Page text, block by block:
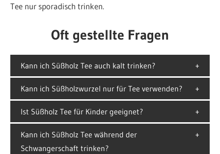
Tee nur sporadisch trinken.
Oft gestellte Fragen
Kann ich Süßholz Tee auch kalt trinken?
Kann ich Süßholzwurzel nur für Tee verwenden?
Ist Süßholz Tee für Kinder geeignet?
Kann ich Süßholz Tee während der
Schwangerschaft trinken?